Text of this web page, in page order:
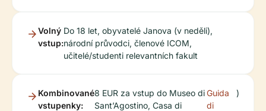
Volný
vstup:
Do 18 let, obyvatelé Janova (v neděli),
národní průvodci, členové ICOM,
učitelé/studenti relevantních fakult
Kombinované
vstupenky:
8 EUR za vstup do Museo di
Sant’Agostino, Casa di
Guida
di
)